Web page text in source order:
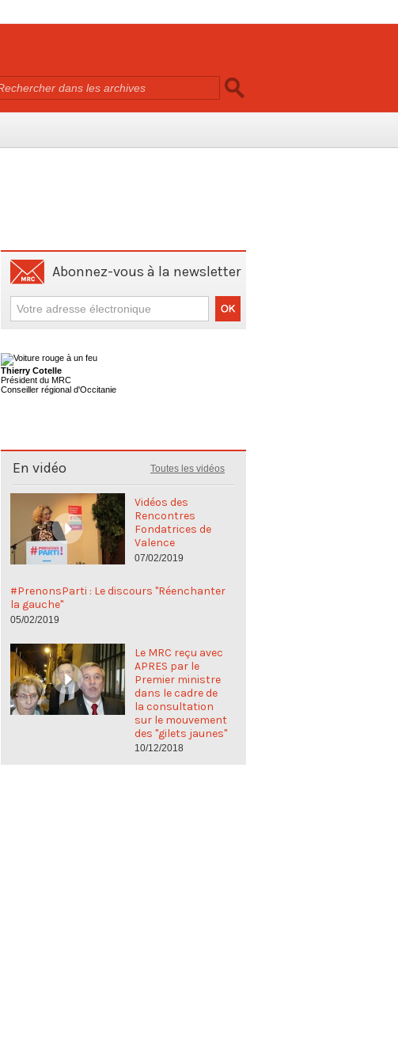
Abonnez-vous à la newsletter
Thierry Cotelle
Président du MRC
Conseiller régional d'Occitanie
En vidéo Toutes les vidéos
Vidéos des
Rencontres
Fondatrices de
Valence
07/02/2019
#PrenonsParti : Le discours "Réenchanter
la gauche"
05/02/2019
Le MRC reçu avec
APRES par le
Premier ministre
dans le cadre de
la consultation
sur le mouvement
des "gilets jaunes"
10/12/2018